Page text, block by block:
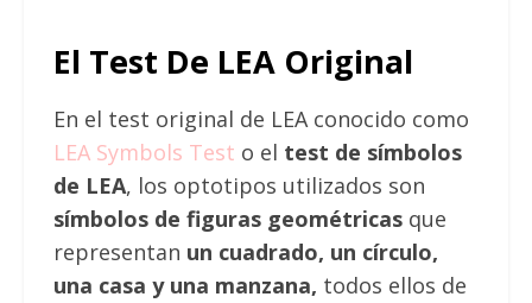
El Test De LEA Original
En el test original de LEA conocido como
LEA Symbols Test o el test de símbolos
de LEA, los optotipos utilizados son
símbolos de figuras geométricasque
representan un cuadrado, un círculo,
una casa y una manzana, todos ellos de